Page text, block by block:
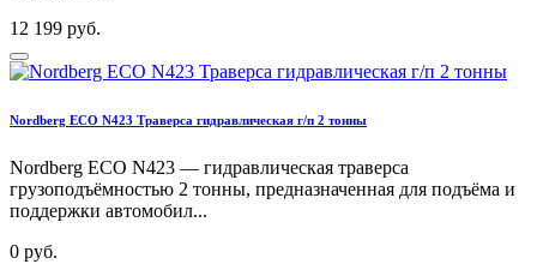
12 199 руб.
Nordberg ECO N423 Траверса гидравлическая г/п 2 тонны
Nordberg ECO N423 — гидравлическая траверса
грузоподъёмностью 2 тонны, предназначенная для подъёма и
поддержки автомобил...
0 руб.